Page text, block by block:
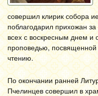
совершил клирик собора
поблагодарил прихожан
всех с воскресным днем
проповедью, посвященной
чтению.
По окончании ранней
Пчелинцев совершил в